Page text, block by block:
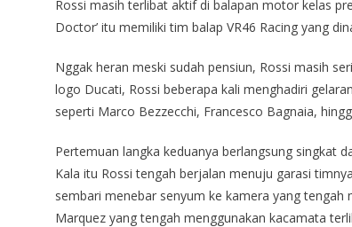
Rossi masih terlibat aktif di balapan motor kelas
Doctor’ itu memiliki tim balap VR46 Racing yang
Nggak heran meski sudah pensiun, Rossi masih
logo Ducati, Rossi beberapa kali menghadiri
seperti Marco Bezzecchi, Francesco Bagnaia,
Pertemuan langka keduanya berlangsung singkat
Kala itu Rossi tengah berjalan menuju garasi
sembari menebar senyum ke kamera yang
Marquez yang tengah menggunakan kacamata